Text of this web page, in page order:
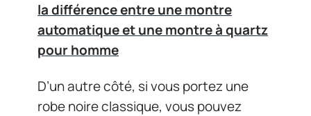
la différence entre une montre
automatique et une montre à quartz
pour homme
D’un autre côté, si vous portez une
robe noire classique, vous pouvez